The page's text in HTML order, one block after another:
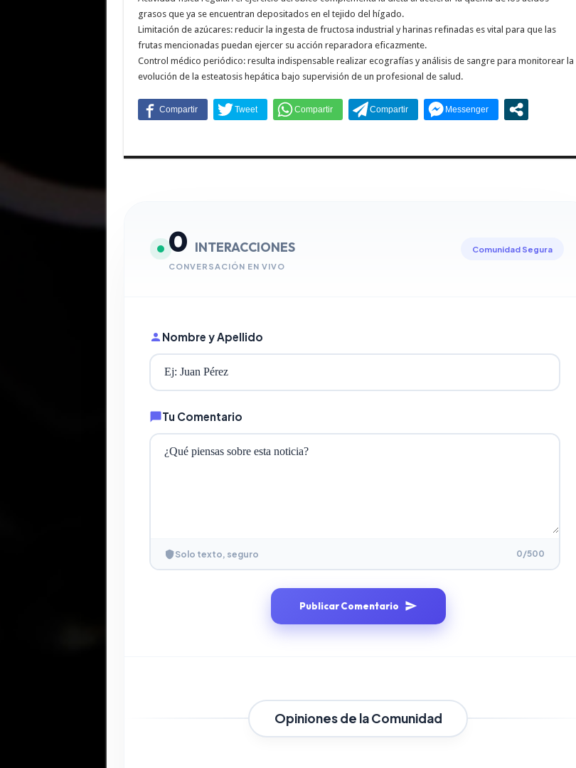
grasos que ya se encuentran depositados en el tejido del hígado.
Limitación de azúcares: reducir la ingesta de fructosa industrial y harinas refinadas es vital para que las
frutas mencionadas puedan ejercer su acción reparadora eficazmente.
Control médico periódico: resulta indispensable realizar ecografías y análisis de sangre para monitorear la
evolución de la esteatosis hepática bajo supervisión de un profesional de salud.
0 INTERACCIONES
CONVERSACIÓN EN VIVO
Comunidad Segura
Nombre y Apellido
Tu Comentario
Solo texto, seguro 0/500
Publicar Comentario
Opiniones de la Comunidad